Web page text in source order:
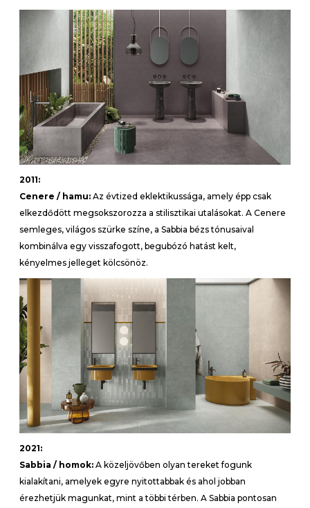
2011:
Cenere / hamu:Az évtized eklektikussága, amely épp csak
elkezdődött megsokszorozza a stilisztikai utalásokat. A Cenere
semleges, világos szürke színe, a Sabbia bézs tónusaival
kombinálva egy visszafogott, begubózó hatást kelt,
kényelmes jelleget kölcsönöz.
2021:
Sabbia / homok: A közeljövőben olyan tereket fogunk
kialakítani, amelyek egyre nyitottabbak és ahol jobban
érezhetjük magunkat, mint a többi térben. A Sabbia pontosan